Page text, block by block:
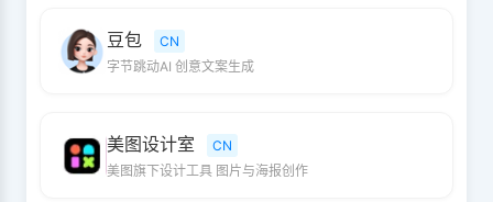
豆包
CN
字节跳动AI 创意文案生成
美图设计室
CN
美图旗下设计工具 图片与海报创作